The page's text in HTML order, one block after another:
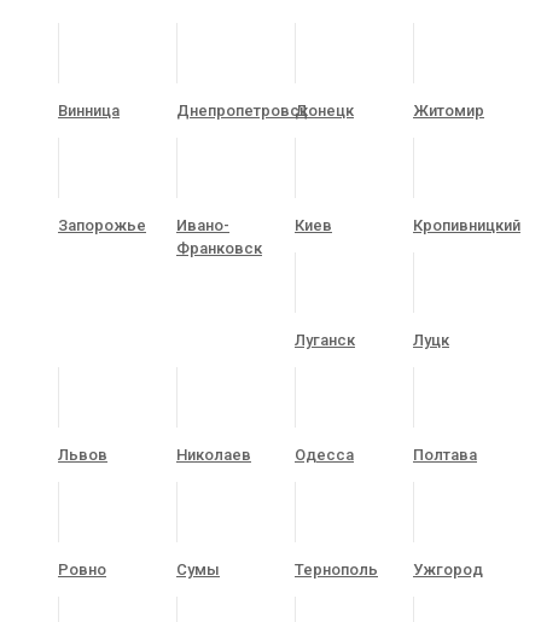
Винница ДнепропетровскДонецк Житомир
Запорожье
Ивано-
Франковск
Киев Кропивницкий
Луганск Луцк
Львов Николаев Одесса Полтава
Ровно Сумы Тернополь Ужгород